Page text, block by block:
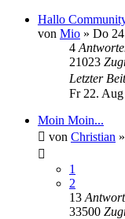
Hallo
von Mio » Do
4
21023
Letzter
Fr 22.
Moin Moin...
von Christian »
1
2
13
33500